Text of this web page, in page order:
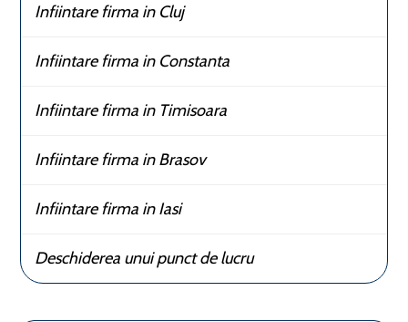
Infiintare firma in Cluj
Infiintare firma in Constanta
Infiintare firma in Timisoara
Infiintare firma in Brasov
Infiintare firma in Iasi
Deschiderea unui punct de lucru